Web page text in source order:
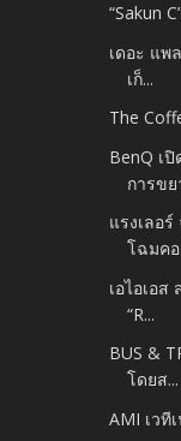
“Sakun
เดอะ แพ
เก็...
The
BenQ เ
การขย
แรงเลอร์
โฉมคอ
เอไอเอ
“R...
BUS &
โดยส...
AMI เว